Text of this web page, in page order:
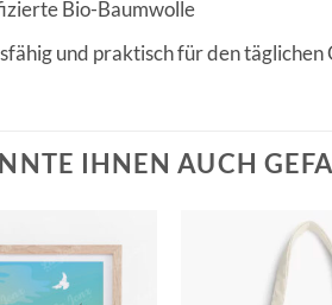
Bio-Baumwolle
und praktisch für den täglichen
IHNEN AUCH